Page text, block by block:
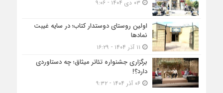
اولین روستای دوستدار کتاب؛ در سایه غیبت
نمادها
برگزاری جشنواره تئاتر میثاق؛ چه دستاوردی
دارد؟!
۰۶ آذر ۱۴۰۴ - ۹:۳۲